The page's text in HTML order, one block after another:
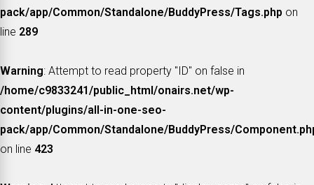
pack/app/Common/Standalone/BuddyPress/Tags.php on
line 289
Warning: Attempt to read property "ID" on false in
/home/c9833241/public_html/onairs.net/wp-
content/plugins/all-in-one-seo-
pack/app/Common/Standalone/BuddyPress/
on line 423